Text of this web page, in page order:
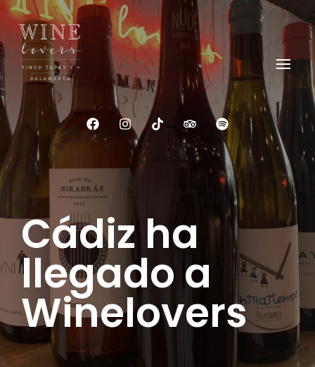
Siente el Alma del Vino
Cádiz ha
llegado a
Winelovers